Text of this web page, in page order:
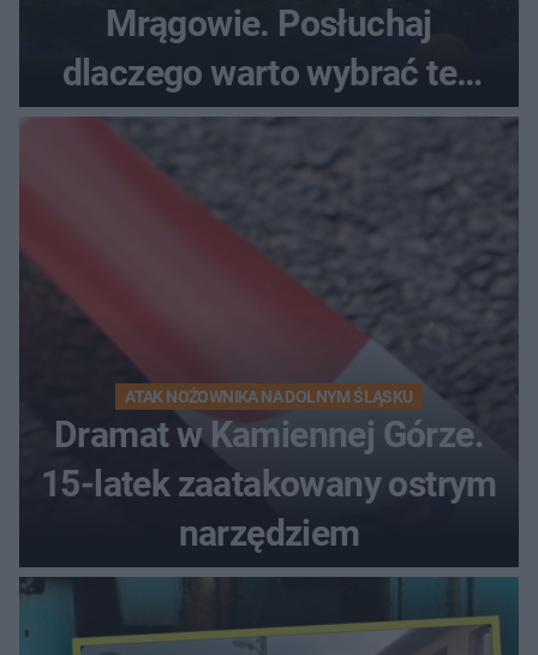
Mrągowie. Posłuchaj
dlaczego warto wybrać ten
kierunek na urlop!
ATAK NOŻOWNIKA NA DOLNYM ŚLĄSKU
Dramat w Kamiennej Górze.
15-latek zaatakowany ostrym
narzędziem